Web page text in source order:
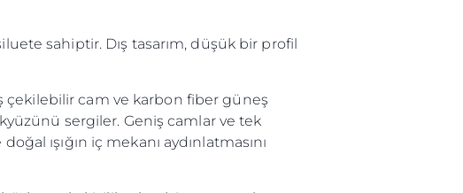
sahiptir. Dış tasarım, düşük bir profil
çekilebilir cam ve karbon fiber güneş
sergiler. Geniş camlar ve tek
ışığın iç mekanı aydınlatmasını